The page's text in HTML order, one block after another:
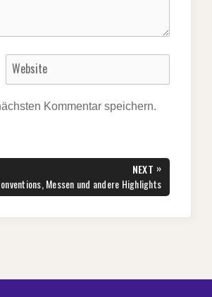
Kommentar speichern.
NEXT »
Messen und andere Highlights